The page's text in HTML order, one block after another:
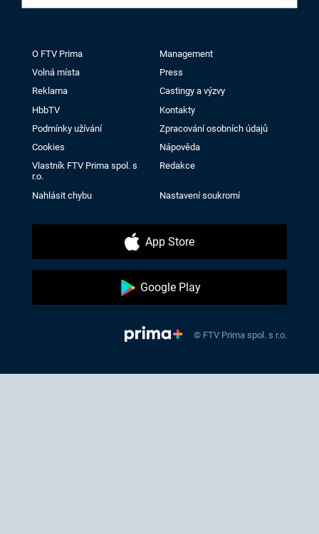
O FTV Prima
Management
Volná místa
Press
Reklama
Castingy a výzvy
HbbTV
Kontakty
Podmínky užívání
Zpracování osobních údajů
Cookies
Nápověda
Vlastník FTV Prima spol. s
r.o.
Redakce
Nahlásit chybu Nastavení soukromí
App Store
Google Play
© FTV Prima spol. s r.o.